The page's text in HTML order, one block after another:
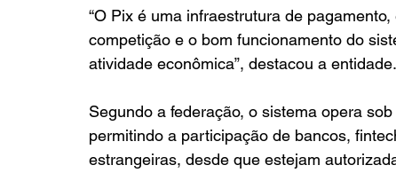
“O Pix é uma infraestrutura de
competição e o bom funcionamento do
atividade econômica”, destacou a entidade.
Segundo a federação, o sistema opera
permitindo a participação de bancos,
estrangeiras, desde que estejam